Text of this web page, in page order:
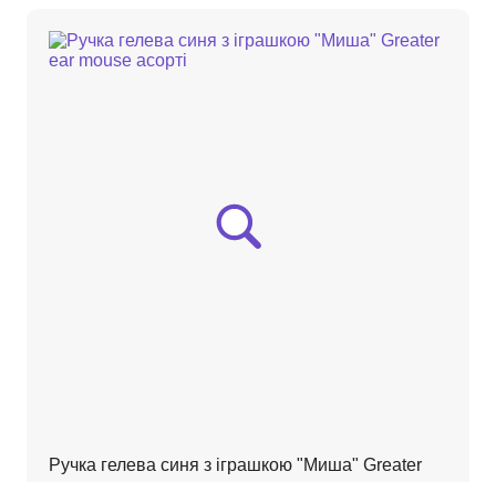
Ручка гелева синя з іграшкою "Миша" Greater